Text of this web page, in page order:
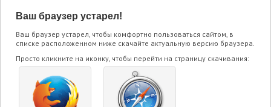
Пломбир эскимо без
глазури Сливочное 70 гр
Ваш браузер устарел!
Ваш браузер устарел, чтобы комфортно пользоваться сайтом, в
списке расположенном ниже скачайте актуальную версию браузера.
Просто кликните на иконку, чтобы перейти на страницу скачивания: